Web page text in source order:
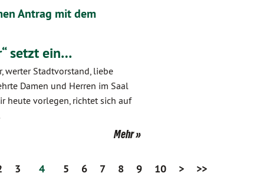
Antrag mit dem
setzt ein…
werter Stadtvorstand, liebe
Damen und Herren im Saal
heute vorlegen, richtet sich auf
Mehr
3 4 5 6 7 8 9 10 > >>